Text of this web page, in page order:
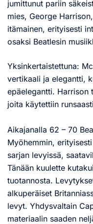
jumittunut pariin
mies, George
itämainen, erityisesti
osaksi Beatlesin
Yksinkertaistettuna:
vertikaali ja elegantti,
epäelegantti. Harrison
joita käytettiin
Aikajanalla 62 – 70
Myöhemmin,
sarjan levyissä,
Tänään kuulette
tuotannosta.
alkuperäiset
levyt. Yhdysvaltain
materiaalin saaden